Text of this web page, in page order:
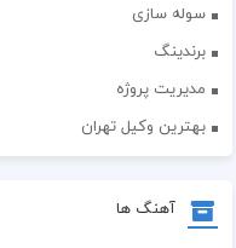
سوله سازی
برندینگ
مدیریت پروژه
بهترین وکیل تهران
آهنگ ها